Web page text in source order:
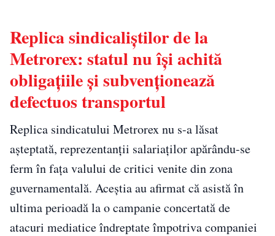
Replica sindicaliștilor de la
Metrorex: statul nu își achită
obligațiile și subvenționează
defectuos transportul
Replica sindicatului Metrorex nu s-a lăsat
așteptată, reprezentanții salariaților apărându-se
ferm în fața valului de critici venite din zona
guvernamentală. Aceștia au afirmat că asistă în
ultima perioadă la o campanie concertată de
atacuri mediatice îndreptate împotriva companiei